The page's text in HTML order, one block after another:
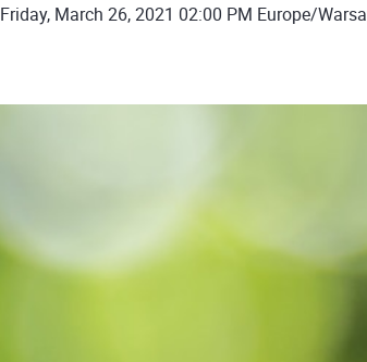
Friday, March 26, 2021 02:00 PM Europe/